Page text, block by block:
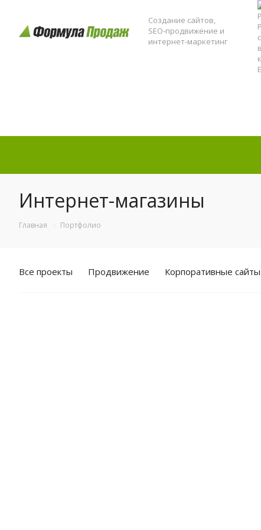
Создание сайтов,
SEO-продвижение и
интернет-маркетинг
Интернет-магазины
Главная Портфолио
Все проекты Продвижение Корпоративные сайты